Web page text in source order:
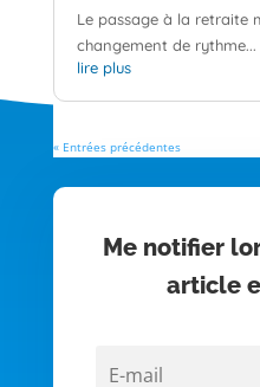
Le passage à la retraite
changement de rythme...
lire plus
« Entrées précédentes
Me notifier
article